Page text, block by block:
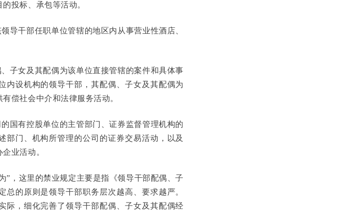
投标、承包等活动。
导干部任职单位管辖的地区内从事营业性酒店、
子女及其配偶为该单位直接管辖的案件和具体事
内设机构的领导干部，其配偶、子女及其配偶为
偿社会中介和法律服务活动。
国有控股单位的主管部门、证券监督管理机构的
部门、机构所管理的公司的证券交易活动，以及
业活动。
”，这里的禁业规定主要是指《领导干部配偶、子
的原则是领导干部职务层次越高、要求越严。
际，细化完善了领导干部配偶、子女及其配偶经